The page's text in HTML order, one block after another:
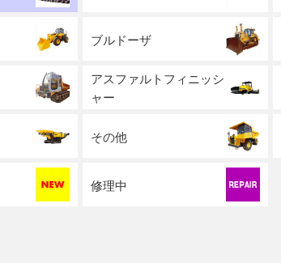
ブルドーザ
アスファルトフィニッシ
ャー
その他
修理中